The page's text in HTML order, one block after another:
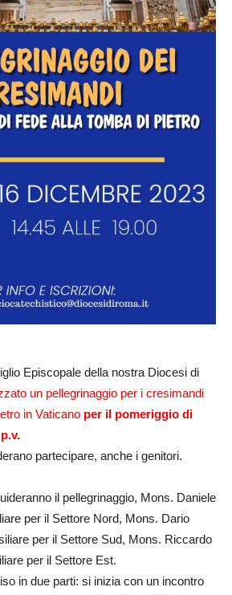
Episcopale della nostra Diocesi di
un pellegrinaggio per i cresimandi
in Vaticano per il pomeriggio di
partecipare, anche i genitori.
il pellegrinaggio, Mons. Daniele
per il Settore Nord, Mons. Dario
per il Settore Sud, Mons. Riccardo
per il Settore Est.
in due parti: si inizia con un incontro